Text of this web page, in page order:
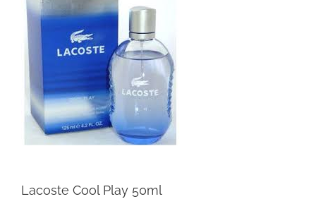
Lacoste Cool Play 50ml